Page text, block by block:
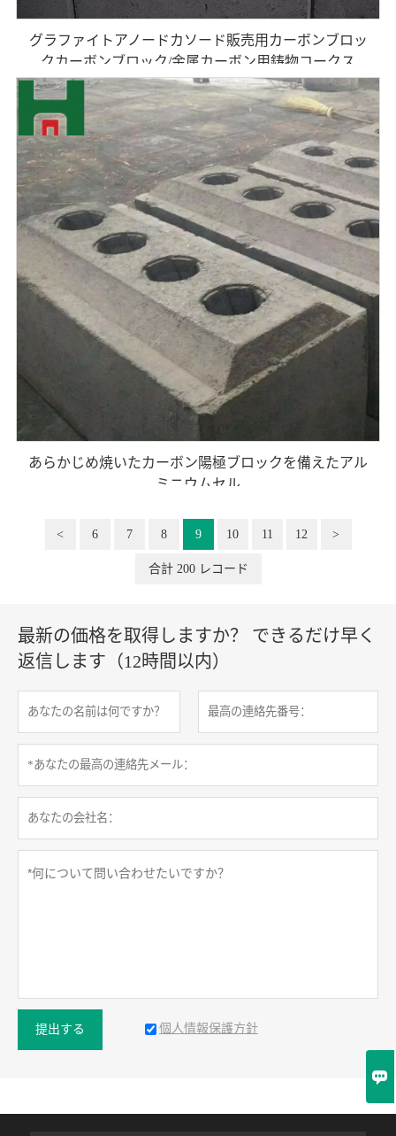
グラファイトアノードカソード販売用カーボンブロッ
クカーボンブロック/金属カーボン用鋳物コークス
あらかじめ焼いたカーボン陽極ブロックを備えたアル
ミニウムセル
< 6 7 8 9 10 11 12 >
合計 200 レコード
最新の価格を取得しますか？ できるだけ早く
返信します（12時間以内）
提出する 個人情報保護方針
